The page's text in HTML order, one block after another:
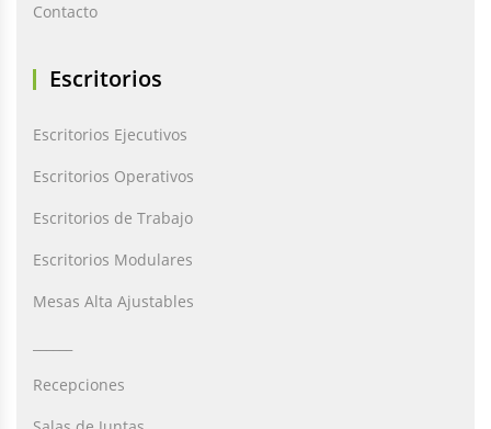
Contacto
Escritorios
Escritorios Ejecutivos
Escritorios Operativos
Escritorios de Trabajo
Escritorios Modulares
Mesas Alta Ajustables
Recepciones